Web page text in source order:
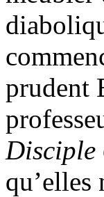
prudent
Disciple